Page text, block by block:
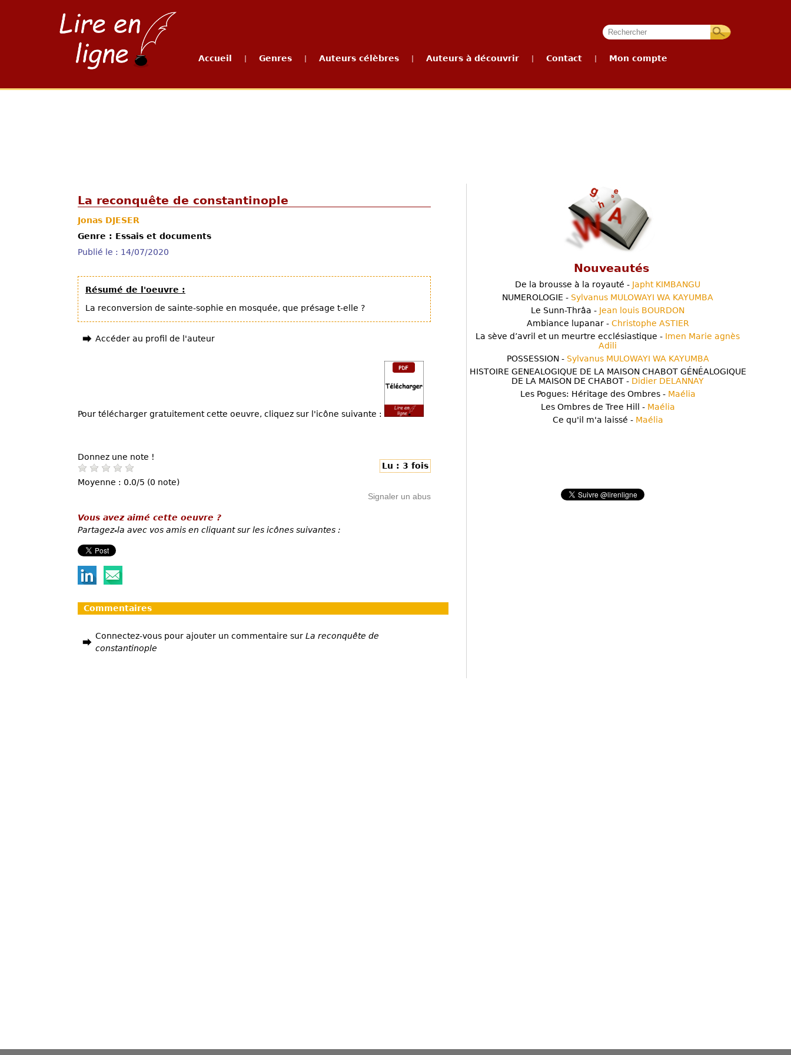
Accueil Genres Auteurs célèbres Auteurs à découvrir Contact Mon compte
La reconquête de constantinople
Jonas DJESER
Genre : Essais et documents
Publié le : 14/07/2020
Résumé de l'oeuvre :
La reconversion de sainte-sophie en mosquée, que présage t-elle ?
Accéder au profil de l'auteur
Pour télécharger gratuitement cette oeuvre, cliquez sur l'icône suivante :
Donnez une note !
Moyenne : 0.0/5 (0 note)
Lu : 3 fois
Signaler un abus
Vous avez aimé cette oeuvre ?
Partagez-la avec vos amis en cliquant sur les icônes suivantes :
Commentaires
Connectez-vous pour ajouter un commentaire sur La reconquête de
constantinople
Nouveautés
De la brousse à la royauté - Japht KIMBANGU
NUMEROLOGIE - Sylvanus MULOWAYI WA KAYUMBA
Le Sunn-Thrâa - Jean louis BOURDON
Ambiance lupanar - Christophe ASTIER
La sève d’avril et un meurtre ecclésiastique - Imen Marie agnès
Adili
POSSESSION - Sylvanus MULOWAYI WA KAYUMBA
HISTOIRE GENEALOGIQUE DE LA MAISON CHABOT GÉNÉALOGIQUE
DE LA MAISON DE CHABOT - Didier DELANNAY
Les Pogues: Héritage des Ombres - Maélia
Les Ombres de Tree Hill - Maélia
Ce qu'il m'a laissé - Maélia